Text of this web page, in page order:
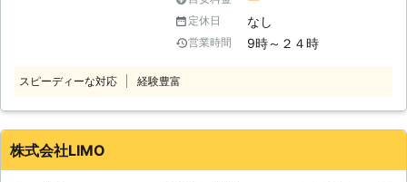
を実施し、お客様の安全なカーライフ
をサポート！エンジンルーム内からタ
での動作確認もおこないます。 バッ
ご依頼くださいね。
ていませんか？エンジンがかからない
ときは、車の充電が切れているかもし
れません。 充電切れの原因は、カー
です。例えば、東京ディズニーランド
定休日 なし
営業時間 9時～２４時
スピーディーな対応 経験豊富
株式会社LIMO